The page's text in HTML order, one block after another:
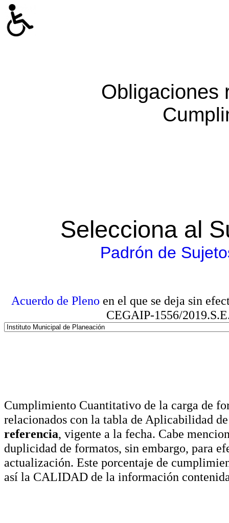
Obligaciones
Selecciona al
Padrón de
Acuerdo de Pleno en el que se deja sin
CEGAIP-1556/
Cumplimiento Cuantitativo de la carga de
relacionados con la tabla de Aplicabilidad
referencia, vigente a la fecha. Cabe
duplicidad de formatos, sin embargo, para
actualización. Este porcentaje de
así la CALIDAD de la información